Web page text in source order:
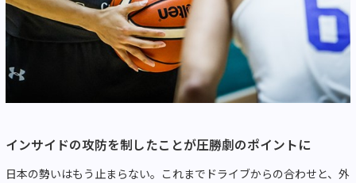
インサイドの攻防を制したことが圧勝劇のポイントに
日本の勢いはもう止まらない。これまでドライブからの合わせと、外